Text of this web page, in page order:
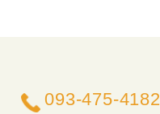
093-475-4182